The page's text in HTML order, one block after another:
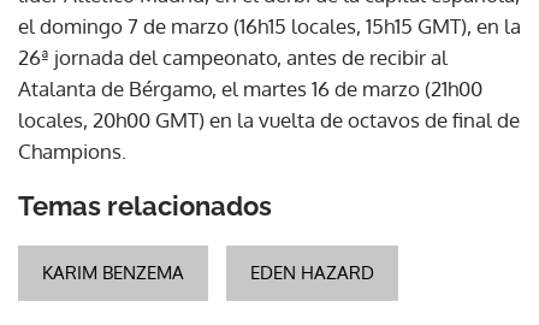
el domingo 7 de marzo (16h15 locales, 15h15 GMT), en la
26ª jornada del campeonato, antes de recibir al
Atalanta de Bérgamo, el martes 16 de marzo (21h00
locales, 20h00 GMT) en la vuelta de octavos de final de
Champions.
Temas relacionados
KARIM BENZEMA EDEN HAZARD